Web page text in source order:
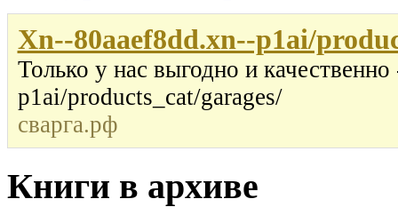
Xn--80aaef8dd.xn--p1ai/
Только у нас выгодно и
p1ai/products_cat/garages/
сварга.рф
Книги в архиве